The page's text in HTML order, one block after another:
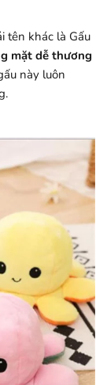
tên khác là Gấu
mặt dễ thương
này luôn